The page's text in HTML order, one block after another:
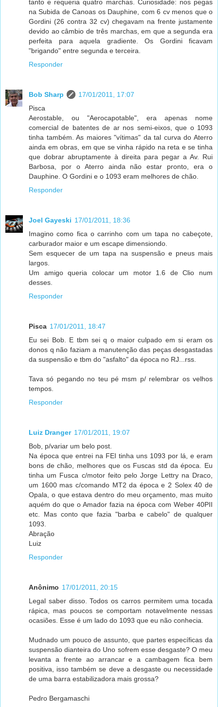
tanto e requeria quatro marchas. Curiosidade: nos pegas
na Subida de Canoas os Dauphine, com 6 cv menos que o
Gordini (26 contra 32 cv) chegavam na frente justamente
devido ao câmbio de três marchas, em que a segunda era
perfeita para aquela gradiente. Os Gordini ficavam
"brigando" entre segunda e terceira.
Responder
Bob Sharp
17/01/2011, 17:07
Pisca
Aerostable, ou "Aerocapotable", era apenas nome
comercial de batentes de ar nos semi-eixos, que o 1093
tinha também. As maiores "vítimas" da tal curva do Aterro
ainda em obras, em que se vinha rápido na reta e se tinha
que dobrar abruptamente à direita para pegar a Av. Rui
Barbosa, por o Aterro ainda não estar pronto, era o
Dauphine. O Gordini e o 1093 eram melhores de chão.
Responder
Joel Gayeski 17/01/2011, 18:36
Imagino como fica o carrinho com um tapa no cabeçote,
carburador maior e um escape dimensiondo.
Sem esquecer de um tapa na suspensão e pneus mais
largos.
Um amigo queria colocar um motor 1.6 de Clio num
desses.
Responder
Pisca 17/01/2011, 18:47
Eu sei Bob. E tbm sei q o maior culpado em si eram os
donos q não faziam a manutenção das peças desgastadas
da suspensão e tbm do "asfalto" da época no RJ...rss.
Tava só pegando no teu pé msm p/ relembrar os velhos
tempos.
Responder
Luiz Dranger 17/01/2011, 19:07
Bob, p/variar um belo post.
Na época que entrei na FEI tinha uns 1093 por lá, e eram
bons de chão, melhores que os Fuscas std da época. Eu
tinha um Fusca c/motor feito pelo Jorge Lettry na Draco,
um 1600 mas c/comando MT2 da época e 2 Solex 40 de
Opala, o que estava dentro do meu orçamento, mas muito
aquém do que o Amador fazia na época com Weber 40PII
etc. Mas conto que fazia "barba e cabelo" de qualquer
1093.
Abração
Luiz
Responder
Anônimo 17/01/2011, 20:15
Legal saber disso. Todos os carros permitem uma tocada
rápica, mas poucos se comportam notavelmente nessas
ocasiões. Esse é um lado do 1093 que eu não conhecia.
Mudnado um pouco de assunto, que partes específicas da
suspensão dianteira do Uno sofrem esse desgaste? O meu
levanta a frente ao arrancar e a cambagem fica bem
positiva, isso também se deve a desgaste ou necessidade
de uma barra estabilizadora mais grossa?
Pedro Bergamaschi